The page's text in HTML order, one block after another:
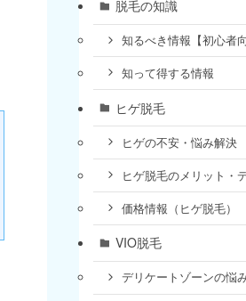
脱毛の知識
知るべき情報【初心者向
知って得する情報
ヒゲ脱毛
ヒゲの不安・悩み解決
ヒゲ脱毛のメリット・
価格情報（ヒゲ脱毛）
VIO脱毛
デリケートゾーンの悩